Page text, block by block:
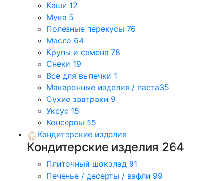
Каши 12
Мука 5
Полезные перекусы 76
Масло 64
Крупы и семена 78
Снеки 19
Все для выпечки 1
Макаронные изделия / паста35
Сухие завтраки 9
Уксус 15
Консервы 55
Кондитерские изделия
Кондитерские изделия 264
Плиточный шоколад 91
Печенье / десерты / вафли 99